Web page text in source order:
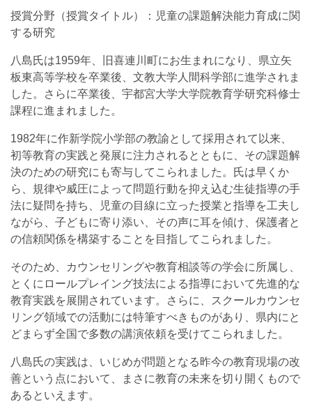
授賞分野（授賞タイトル）：児童の課題解決能力育成に関
する研究
八島氏は1959年、旧喜連川町にお生まれになり、県立矢
板東高等学校を卒業後、文教大学人間科学部に進学されま
した。さらに卒業後、宇都宮大学大学院教育学研究科修士
課程に進まれました。
1982年に作新学院小学部の教諭として採用されて以来、
初等教育の実践と発展に注力されるとともに、その課題解
決のための研究にも寄与してこられました。氏は早くか
ら、規律や威圧によって問題行動を抑え込む生徒指導の手
法に疑問を持ち、児童の目線に立った授業と指導を工夫し
ながら、子どもに寄り添い、その声に耳を傾け、保護者と
の信頼関係を構築することを目指してこられました。
そのため、カウンセリングや教育相談等の学会に所属し、
とくにロールプレイング技法による指導において先進的な
教育実践を展開されています。さらに、スクールカウンセ
リング領域での活動には特筆すべきものがあり、県内にと
どまらず全国で多数の講演依頼を受けてこられました。
八島氏の実践は、いじめが問題となる昨今の教育現場の改
善という点において、まさに教育の未来を切り開くもので
あるといえます。